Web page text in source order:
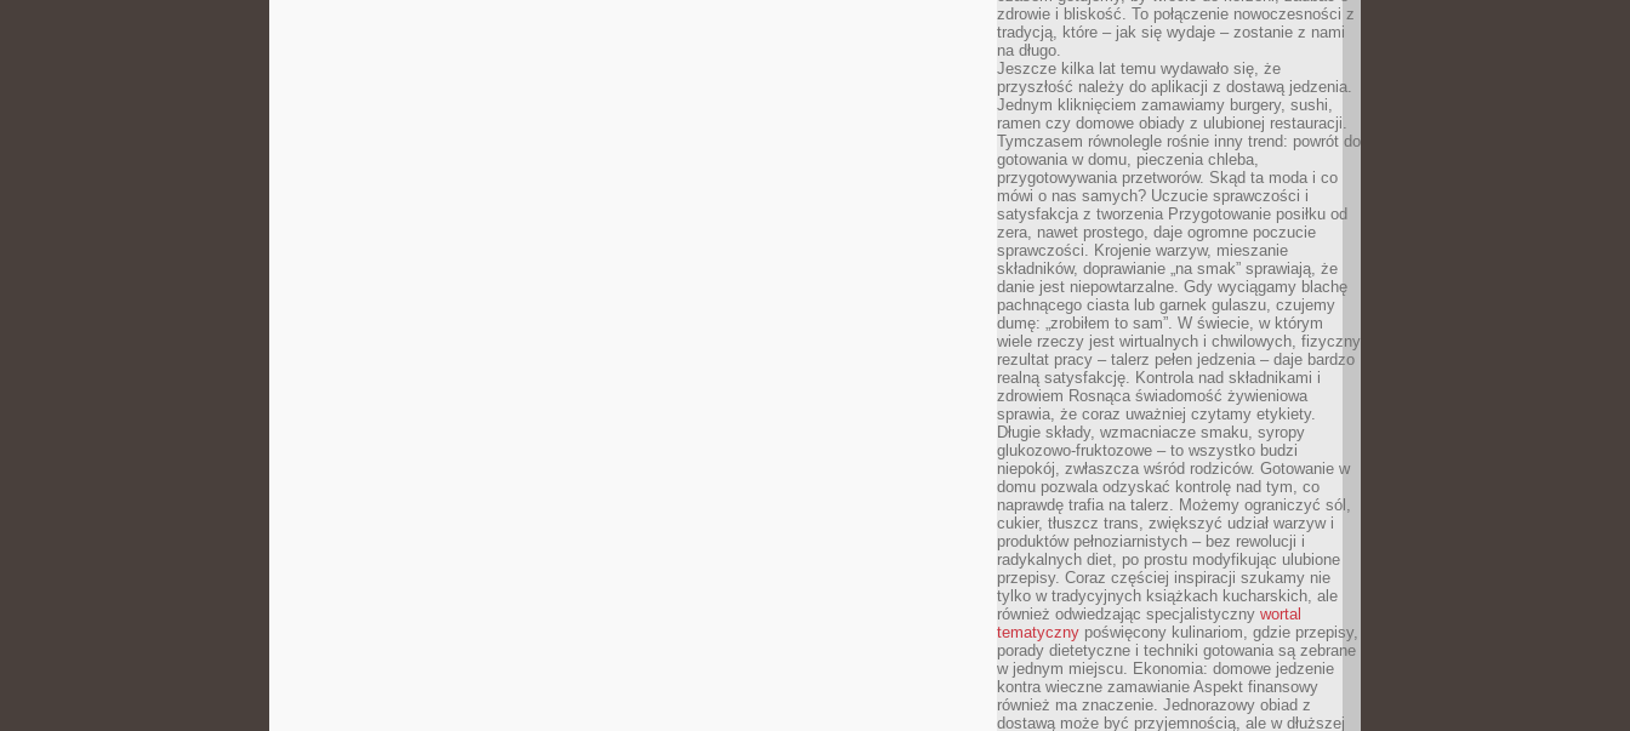
zdrowie i bliskość. To połączenie nowoczesności z
tradycją, które – jak się wydaje – zostanie z nami
na długo.
Jeszcze kilka lat temu wydawało się, że
przyszłość należy do aplikacji z dostawą jedzenia.
Jednym kliknięciem zamawiamy burgery, sushi,
ramen czy domowe obiady z ulubionej restauracji.
Tymczasem równolegle rośnie inny trend: powrót do
gotowania w domu, pieczenia chleba,
przygotowywania przetworów. Skąd ta moda i co
mówi o nas samych? Uczucie sprawczości i
satysfakcja z tworzenia Przygotowanie posiłku od
zera, nawet prostego, daje ogromne poczucie
sprawczości. Krojenie warzyw, mieszanie
składników, doprawianie „na smak” sprawiają, że
danie jest niepowtarzalne. Gdy wyciągamy blachę
pachnącego ciasta lub garnek gulaszu, czujemy
dumę: „zrobiłem to sam”. W świecie, w którym
wiele rzeczy jest wirtualnych i chwilowych, fizyczny
rezultat pracy – talerz pełen jedzenia – daje bardzo
realną satysfakcję. Kontrola nad składnikami i
zdrowiem Rosnąca świadomość żywieniowa
sprawia, że coraz uważniej czytamy etykiety.
Długie składy, wzmacniacze smaku, syropy
glukozowo-fruktozowe – to wszystko budzi
niepokój, zwłaszcza wśród rodziców. Gotowanie w
domu pozwala odzyskać kontrolę nad tym, co
naprawdę trafia na talerz. Możemy ograniczyć sól,
cukier, tłuszcz trans, zwiększyć udział warzyw i
produktów pełnoziarnistych – bez rewolucji i
radykalnych diet, po prostu modyfikując ulubione
przepisy. Coraz częściej inspiracji szukamy nie
tylko w tradycyjnych książkach kucharskich, ale
również odwiedzając specjalistyczny wortal
tematyczny poświęcony kulinariom, gdzie przepisy,
porady dietetyczne i techniki gotowania są zebrane
w jednym miejscu. Ekonomia: domowe jedzenie
kontra wieczne zamawianie Aspekt finansowy
również ma znaczenie. Jednorazowy obiad z
dostawą może być przyjemnością, ale w dłuższej